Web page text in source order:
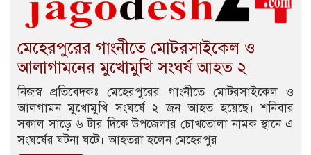
মেহেরপুরের গাংনীতে মোটরসাইকেল ও
আলাগামনের মুখোমুখি সংঘর্ষ আহত ২
নিজস্ব প্রতিবেদকঃ মেহেরপুরের গাংনীতে মোটরসাইকেল ও
আলগামন মুখোমুখি সংঘর্ষে ২ জন আহত হয়েছে। শনিবার
সকাল সাড়ে ৬ টার দিকে উপজেলার চোখতোলা নামক স্থানে এ
সংঘর্ষের ঘটনা ঘটে। আহতরা হলেন মেহেরপুর